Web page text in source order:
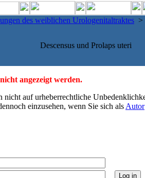
des weiblichen Urologenitaltraktes >
Descensus und Prolaps uteri
angezeigt werden.
auf urheberrechtliche
einzusehen, wenn Sie sich als Autor